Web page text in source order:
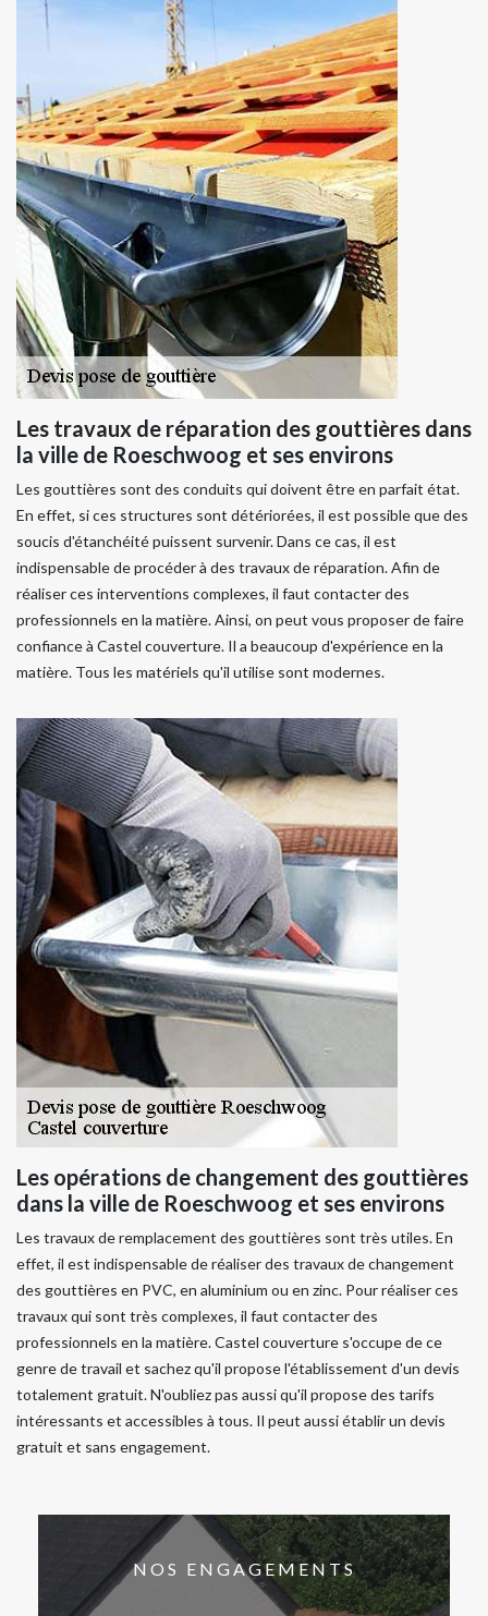
Les travaux de réparation des gouttières dans
la ville de Roeschwoog et ses environs
Les gouttières sont des conduits qui doivent être en parfait état.
En effet, si ces structures sont détériorées, il est possible que des
soucis d'étanchéité puissent survenir. Dans ce cas, il est
indispensable de procéder à des travaux de réparation. Afin de
réaliser ces interventions complexes, il faut contacter des
professionnels en la matière. Ainsi, on peut vous proposer de faire
confiance à Castel couverture. Il a beaucoup d'expérience en la
matière. Tous les matériels qu'il utilise sont modernes.
Les opérations de changement des gouttières
dans la ville de Roeschwoog et ses environs
Les travaux de remplacement des gouttières sont très utiles. En
effet, il est indispensable de réaliser des travaux de changement
des gouttières en PVC, en aluminium ou en zinc. Pour réaliser ces
travaux qui sont très complexes, il faut contacter des
professionnels en la matière. Castel couverture s'occupe de ce
genre de travail et sachez qu'il propose l'établissement d'un devis
totalement gratuit. N'oubliez pas aussi qu'il propose des tarifs
intéressants et accessibles à tous. Il peut aussi établir un devis
gratuit et sans engagement.
NOS ENGAGEMENTS